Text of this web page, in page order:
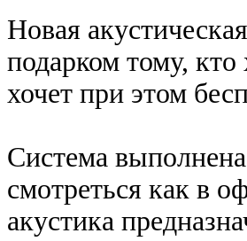
Новая
подарком тому,
хочет при этом
Система
смотреться как в
акустика